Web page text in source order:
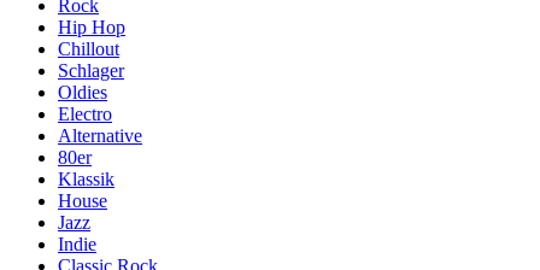
Rock
Hip Hop
Chillout
Schlager
Oldies
Electro
Alternative
80er
Klassik
House
Jazz
Indie